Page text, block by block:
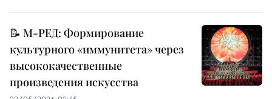
📝 М-РЕД: Формирование
культурного «иммунитета» через
высококачественные
произведения искусства